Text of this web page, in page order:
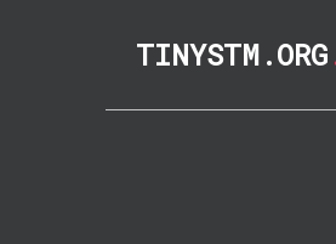
TINYSTM.ORG